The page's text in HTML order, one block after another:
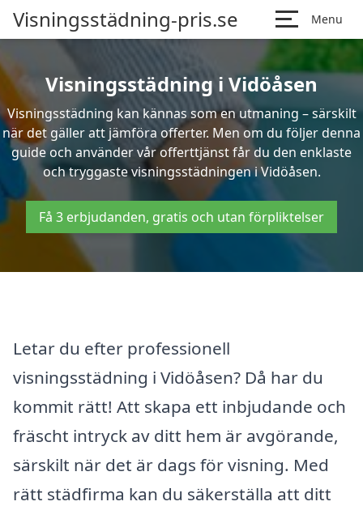
Visningsstädning-pris.se Menu
Visningsstädning i Vidöåsen
Visningsstädning kan kännas som en utmaning – särskilt
när det gäller att jämföra offerter. Men om du följer denna
guide och använder vår offerttjänst får du den enklaste
och tryggaste visningsstädningen i Vidöåsen.
Få 3 erbjudanden, gratis och utan förpliktelser
Letar du efter professionell
visningsstädning i Vidöåsen? Då har du
kommit rätt! Att skapa ett inbjudande och
fräscht intryck av ditt hem är avgörande,
särskilt när det är dags för visning. Med
rätt städfirma kan du säkerställa att ditt